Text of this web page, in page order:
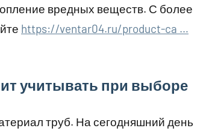
вредных веществ. С более
https://ventar04.ru/product-ca …
учитывать при выборе
труб. На сегодняшний день